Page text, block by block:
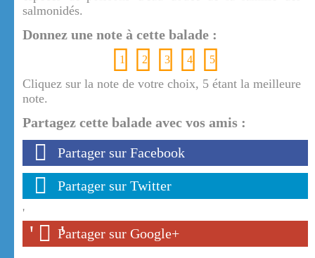
salmonidés.
Donnez une note à cette balade :
1 2 3 4 5
Cliquez sur la note de votre choix, 5 étant la meilleure
note.
Partagez cette balade avec vos amis :
Partager sur Facebook
Partager sur Twitter
'
' '
Partager sur Google+